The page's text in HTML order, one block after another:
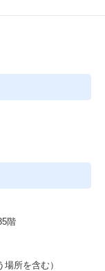
身の業務が世の
ンを閉じておら
関与することが
京本社 営業組織の
530591
るチームに」戦
ャーの1年」
階
所を含む）